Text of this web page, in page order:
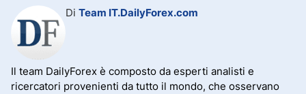
Di Team IT.DailyForex.com
Il team DailyForex è composto da esperti analisti e
ricercatori provenienti da tutto il mondo, che osservano